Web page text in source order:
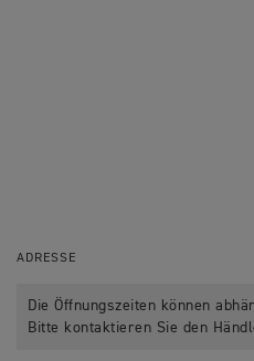
ADRESSE
Die Öffnungszeiten können
Bitte kontaktieren Sie den